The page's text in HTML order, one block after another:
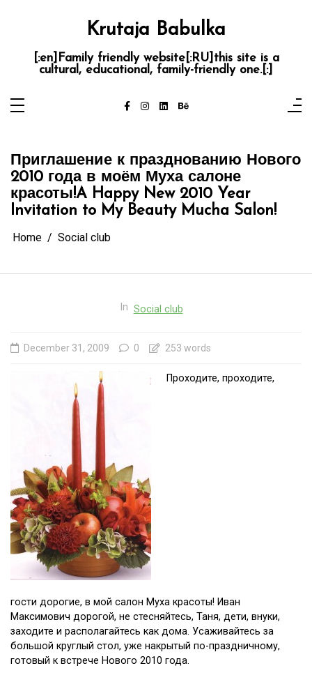
Krutaja Babulka
[:en]Family friendly website[:RU]this site is a
cultural, educational, family-friendly one.[:]
Приглашение к празднованию Нового
2010 года в моём Муха салоне
красоты!A Happy New 2010 Year
Invitation to My Beauty Mucha Salon!
Home Social club
In Social club
December 31, 2009 0 253 words
Проходите, проходите,
гости дорогие, в мой салон Муха красоты! Иван
Максимович дорогой, не стесняйтесь, Таня, дети, внуки,
заходите и располагайтесь как дома. Усаживайтесь за
большой круглый стол, уже накрытый по-праздничному,
готовый к встрече Нового 2010 года.